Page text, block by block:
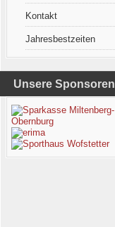
Kontakt
Jahresbestzeiten
Unsere Sponsoren